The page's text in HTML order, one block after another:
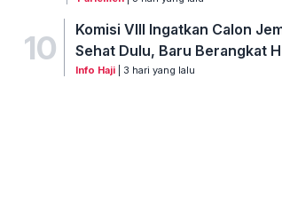
10
Komisi VIII Ingatkan Calon
Sehat Dulu, Baru Berangkat
Info Haji| 3 hari yang lalu